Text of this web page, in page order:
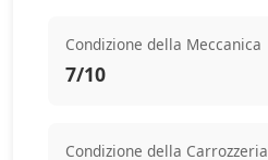
Condizione della Meccanica
7/10
Condizione della Carrozzeria